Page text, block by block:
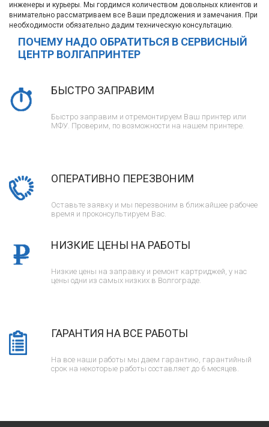
инженеры и курьеры. Мы гордимся количеством довольных клиентов и
внимательно рассматриваем все Ваши предложения и замечания. При
необходимости обязательно дадим техническую консультацию.
ПОЧЕМУ НАДО ОБРАТИТЬСЯ В СЕРВИСНЫЙ
ЦЕНТР ВОЛГАПРИНТЕР
БЫСТРО ЗАПРАВИМ
Быстро заправим и отремонтируем Ваш принтер или
МФУ. Проверим, по возможности на нашем принтере.
ОПЕРАТИВНО ПЕРЕЗВОНИМ
Оставьте заявку и мы перезвоним в ближайшее рабочее
время и проконсультируем Вас.
НИЗКИЕ ЦЕНЫ НА РАБОТЫ
Низкие цены на заправку и ремонт картриджей, у нас
цены одни из самых низких в Волгограде.
ГАРАНТИЯ НА ВСЕ РАБОТЫ
На все наши работы мы даем гарантию, гарантийный
срок на некоторые работы составляет до 6 месяцев.